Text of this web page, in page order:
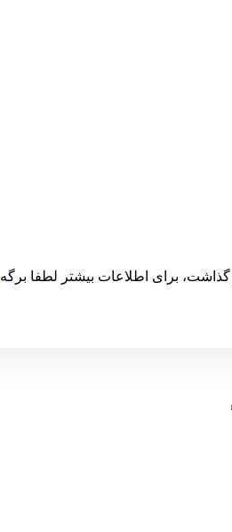
برای اطلاعات بیشتر لطفا برگه